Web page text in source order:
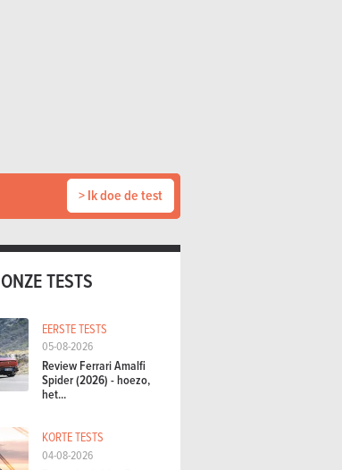
> Ik doe de test
ONZE TESTS
EERSTE TESTS
05-08-2026
Review Ferrari Amalfi
Spider (2026) - hoezo,
het...
KORTE TESTS
04-08-2026